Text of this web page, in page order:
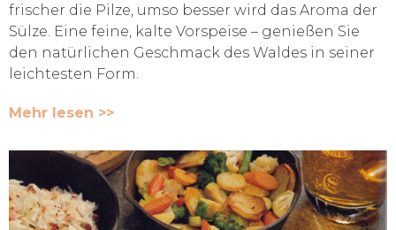
frischer die Pilze, umso besser wird das Aroma der
Sülze. Eine feine, kalte Vorspeise – genießen Sie
den natürlichen Geschmack des Waldes in seiner
leichtesten Form.
Mehr lesen >>